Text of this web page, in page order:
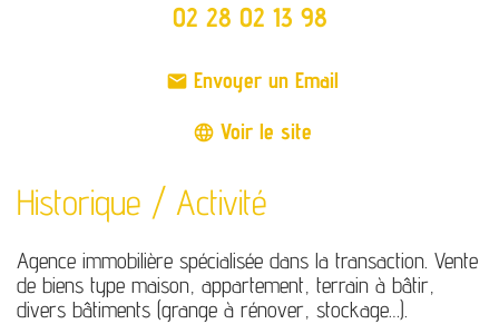
02 28 02 13 98
mail Envoyer un Email
language Voir le site
Historique / Activité
Agence immobilière spécialisée dans la transaction. Vente
de biens type maison, appartement, terrain à bâtir,
divers bâtiments (grange à rénover, stockage…).